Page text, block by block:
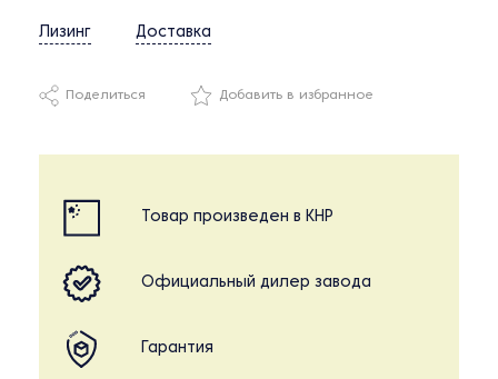
Лизинг Доставка
Поделиться Добавить в избранное
Товар произведен в КНР
Официальный дилер завода
Гарантия